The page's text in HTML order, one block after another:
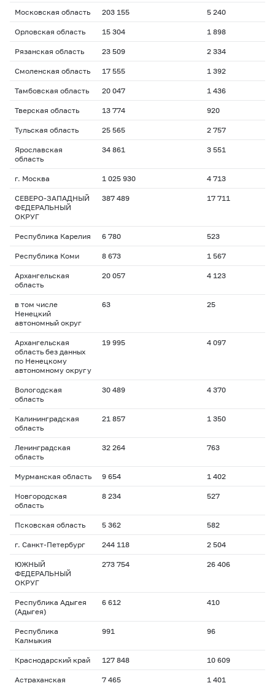
Московская область 203 155 5 240
Орловская область 15 304 1 898
Рязанская область 23 509 2 334
Смоленская область 17 555 1 392
Тамбовская область 20 047 1 436
Тверская область 13 774 920
Тульская область 25 565 2 757
Ярославская
область
34 861 3 551
г. Москва 1 025 930 4 713
СЕВЕРО-ЗАПАДНЫЙ
ФЕДЕРАЛЬНЫЙ
ОКРУГ
387 489 17 711
Республика Карелия 6 780 523
Республика Коми 8 673 1 567
Архангельская
область
20 057 4 123
в том числе
Ненецкий
автономный округ
63 25
Архангельская
область без данных
по Ненецкому
автономному округу
19 995 4 097
Вологодская
область
30 489 4 370
Калининградская
область
21 857 1 350
Ленинградская
область
32 264 763
Мурманская область 9 654 1 402
Новгородская
область
8 234 527
Псковская область 5 362 582
г. Санкт-Петербург 244 118 2 504
ЮЖНЫЙ
ФЕДЕРАЛЬНЫЙ
ОКРУГ
273 754 26 406
Республика Адыгея
(Адыгея)
6 612 410
Республика
Калмыкия
991 96
Краснодарский край 127 848 10 609
Астраханская
7 465 1 401